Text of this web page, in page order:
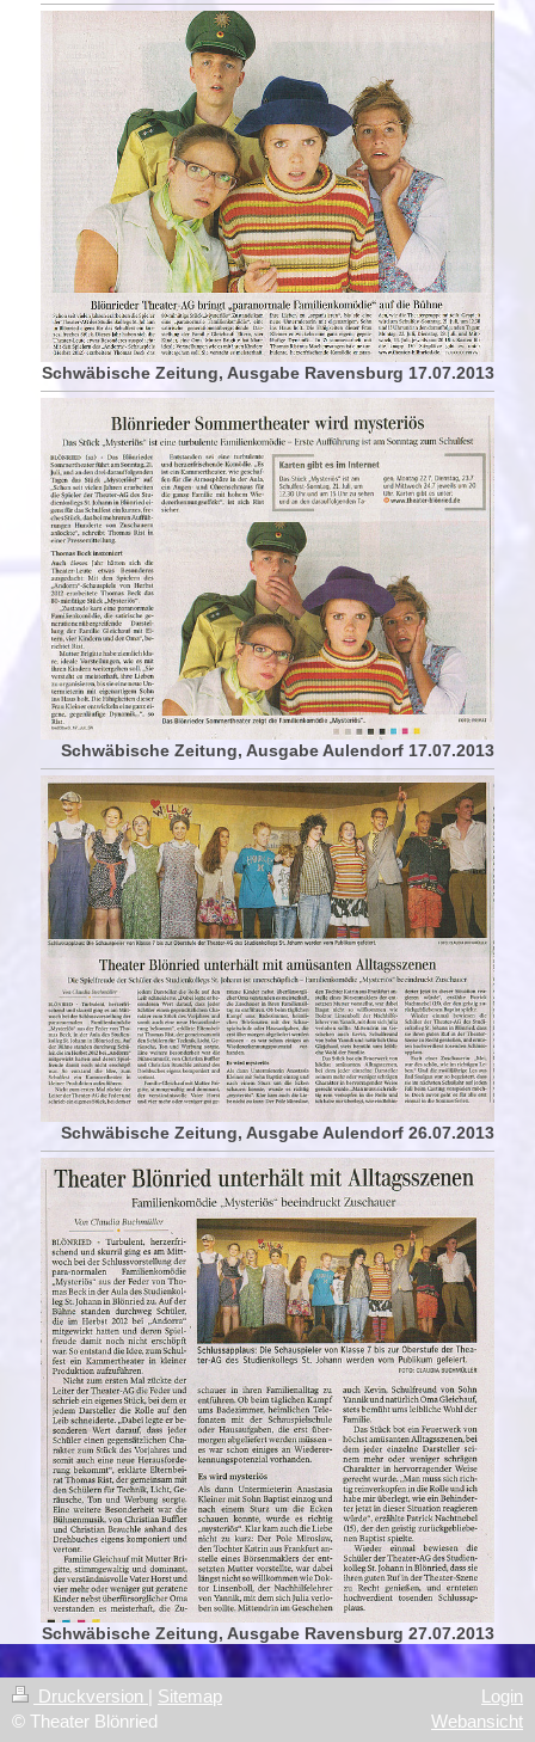
Schwäbische Zeitung, Ausgabe Ravensburg 17.07.2013
Schwäbische Zeitung, Ausgabe Aulendorf 17.07.2013
Schwäbische Zeitung, Ausgabe Aulendorf 26.07.2013
Schwäbische Zeitung, Ausgabe Ravensburg 27.07.2013
Druckversion | Sitemap
© Theater Blönried
Login
Webansicht